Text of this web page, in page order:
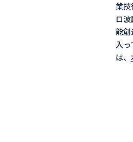
業
ロ
能
入
は、